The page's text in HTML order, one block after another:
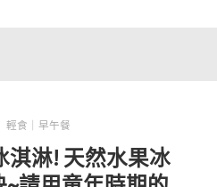
輕食｜早午餐
淇淋! 天然水果冰